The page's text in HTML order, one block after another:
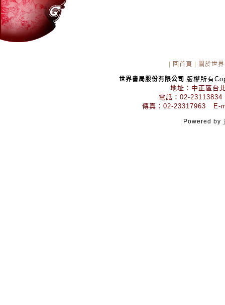
回首頁 關於世界
世界書局股份有限公司 版權所有
地址：中正區台
電話：02-
傳真：02-23317963 E-
Powered by